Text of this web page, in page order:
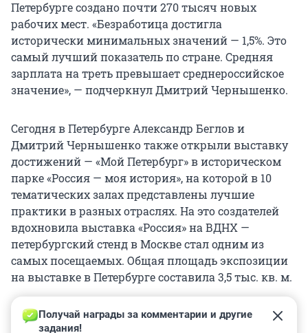
Петербурге создано почти 270 тысяч новых
рабочих мест. «Безработица достигла
исторически минимальных значений — 1,5%. Это
самый лучший показатель по стране. Средняя
зарплата на треть превышает среднероссийское
значение», — подчеркнул Дмитрий Чернышенко.
Сегодня в Петербурге Александр Беглов и
Дмитрий Чернышенко также открыли выставку
достижений — «Мой Петербург» в историческом
парке «Россия — моя история», на которой в 10
тематических залах представлены лучшие
практики в разных отраслях. На это создателей
вдохновила выставка «Россия» на ВДНХ —
петербургский стенд в Москве стал одним из
самых посещаемых. Общая площадь экспозиции
на выставке в Петербурге составила 3,5 тыс. кв. м.
Получай награды за комментарии и другие
задания!